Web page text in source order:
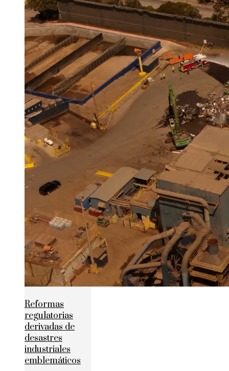
Reformas
regulatorias
derivadas de
desastres
industriales
emblemáticos